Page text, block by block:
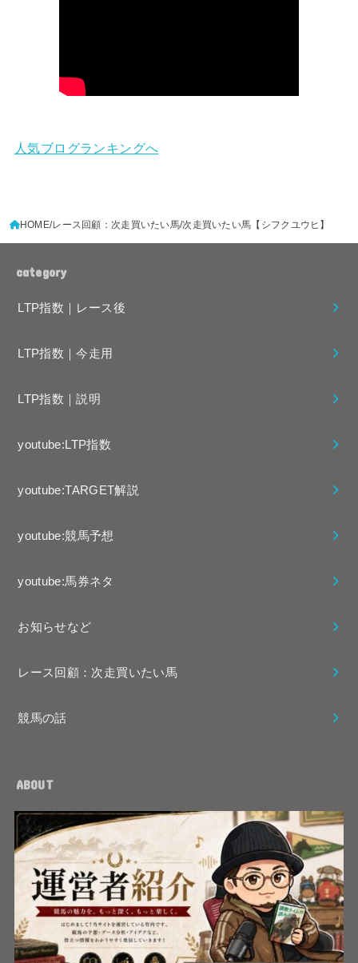
人気ブログランキングへ
HOME レース回顧：次走買いたい馬 次走買いたい馬【シフクユウヒ】
category
LTP指数｜レース後
LTP指数｜今走用
LTP指数｜説明
youtube:LTP指数
youtube:TARGET解説
youtube:競馬予想
youtube:馬券ネタ
お知らせなど
レース回顧：次走買いたい馬
競馬の話
ABOUT